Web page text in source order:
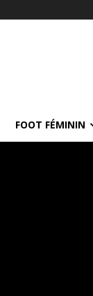
FOOT FÉMININ